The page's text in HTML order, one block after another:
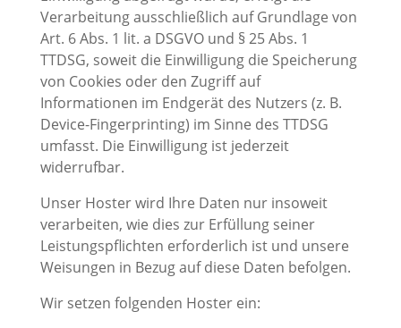
Verarbeitung ausschließlich auf Grundlage von
Art. 6 Abs. 1 lit. a DSGVO und § 25 Abs. 1
TTDSG, soweit die Einwilligung die Speicherung
von Cookies oder den Zugriff auf
Informationen im Endgerät des Nutzers (z. B.
Device-Fingerprinting) im Sinne des TTDSG
umfasst. Die Einwilligung ist jederzeit
widerrufbar.
Unser Hoster wird Ihre Daten nur insoweit
verarbeiten, wie dies zur Erfüllung seiner
Leistungspflichten erforderlich ist und unsere
Weisungen in Bezug auf diese Daten befolgen.
Wir setzen folgenden Hoster ein: